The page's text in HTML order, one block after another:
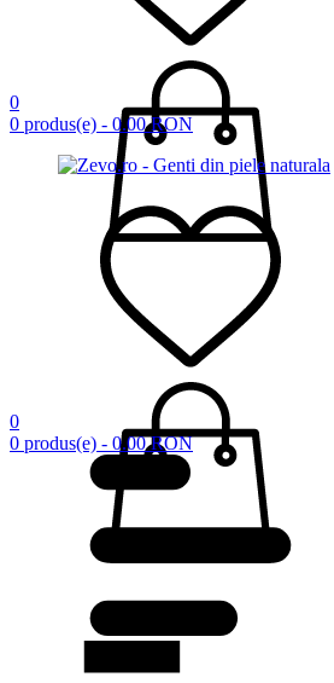
0
0 produs(e) - 0.00 RON
0
0 produs(e) - 0.00 RON